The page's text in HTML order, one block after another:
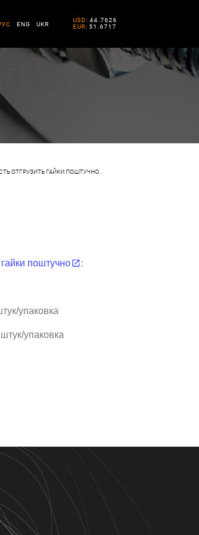
ENG UKR
USD: 44.7626
EUR: 51.6717
ОТГРУЗИТЬ ГАЙКИ ПОШТУЧНО..
гайки поштучно :
упаковка
упаковка